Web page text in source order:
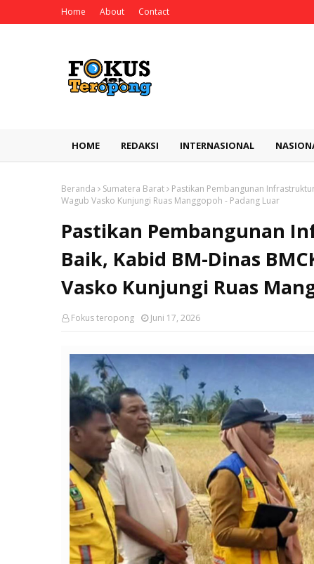
Home About Contact
HOME REDAKSI INTERNASIONAL
Beranda Sumatera Barat
Pastikan Pembangunan
Wagub Vasko Kunjungi Ruas Manggopoh - Padang Luar
Pastikan Pembangunan
Baik, Kabid BM-Dinas
Vasko Kunjungi Ruas
Fokus teropong Juni 17, 2026